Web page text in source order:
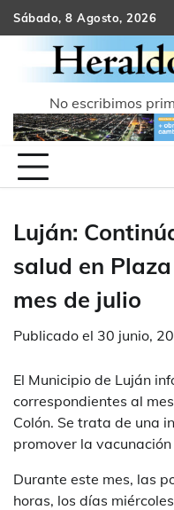
Skip
to
content
Sábado, 8 Agosto, 2026
No escribimos
Luján:
salud en
mes de julio
Publicado el 30 junio,
El Municipio de Luján
correspondientes al
Colón. Se trata de una
promover la
Durante este mes, las
horas, los días